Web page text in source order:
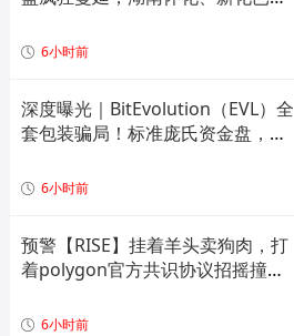
解预警！
6小时前
深度曝光｜BitEvolution（EVL）全
套包装骗局！标准庞氏资金盘，多
6小时前
预警【RISE】挂着羊头卖狗肉，打
着polygon官方共识协议招摇撞
模型，崩盘倒计时！
6小时前